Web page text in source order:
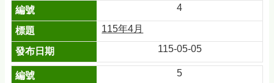
4
115年4月
115-05-05
5